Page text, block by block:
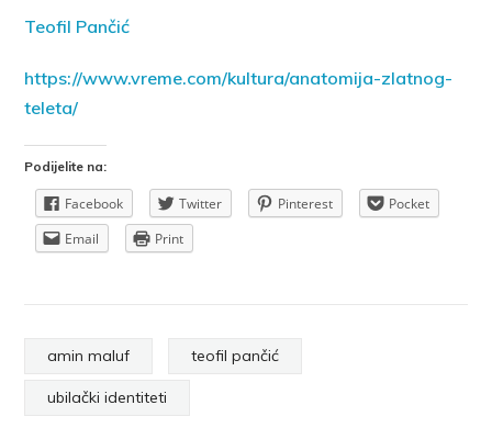
Teofil Pančić
https://www.vreme.com/kultura/anatomija-zlatnog-
teleta/
Podijelite na:
Facebook Twitter Pinterest
Pocket
Email
Print
amin maluf teofil pančić
ubilački identiteti